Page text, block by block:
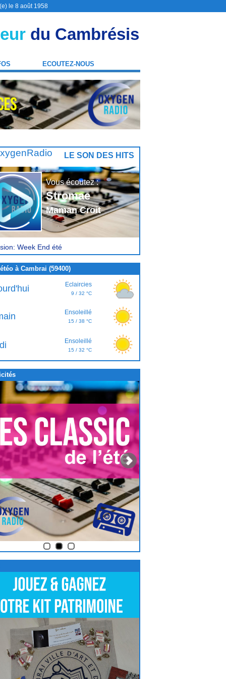
le 8 août 1958
du Cambrésis
ECOUTEZ-NOUS
LE SON DES HITS
Vous écoutez :
Stromae
Maman Croit
Week End été
à Cambrai (59400)
Eclaircies
9 / 32 °C
Ensoleillé
15 / 38 °C
Ensoleillé
15 / 32 °C